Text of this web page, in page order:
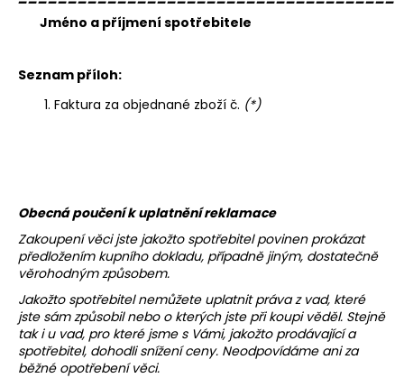
Jméno a příjmení spotřebitele
Seznam příloh:
Faktura za objednané zboží č. (*)
Obecná poučení k uplatnění reklamace
Zakoupení věci jste jakožto spotřebitel povinen prokázat
předložením kupního dokladu, případně jiným, dostatečně
věrohodným způsobem.
Jakožto spotřebitel nemůžete uplatnit práva z vad, které
jste sám způsobil nebo o kterých jste při koupi věděl. Stejně
tak i u vad, pro které jsme s Vámi, jakožto prodávající a
spotřebitel, dohodli snížení ceny. Neodpovídáme ani za
běžné opotřebení věci.